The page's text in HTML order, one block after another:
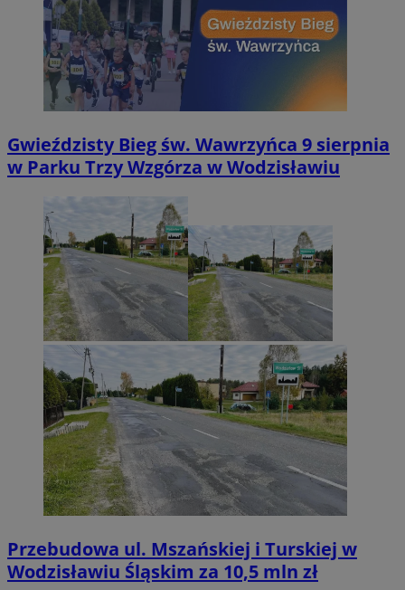
Gwieździsty Bieg św. Wawrzyńca 9 sierpnia
w Parku Trzy Wzgórza w Wodzisławiu
Przebudowa ul. Mszańskiej i Turskiej w
Wodzisławiu Śląskim za 10,5 mln zł